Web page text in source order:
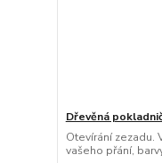
Dřevěná
Otevírání zezadu.
vašeho přání,